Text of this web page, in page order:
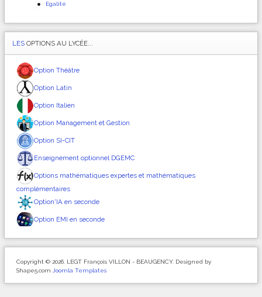
Egalité
LES OPTIONS AU LYCÉE...
Option Théâtre
Option Latin
Option Italien
Option Management et Gestion
Option SI-CIT
Enseignement optionnel DGEMC
Options mathématiques expertes et mathématiques
complémentaires
Option'IA en seconde
Option EMI en seconde
Copyright © 2026. LEGT François VILLON - BEAUGENCY. Designed by
Shape5.com Joomla Templates